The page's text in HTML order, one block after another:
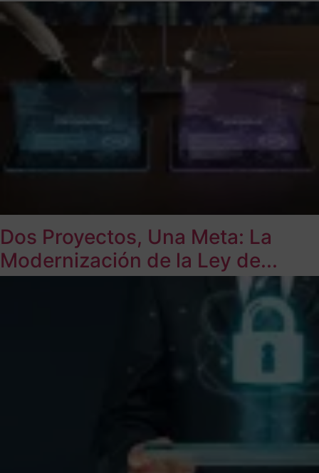
Dos Proyectos, Una Meta: La
Modernización de la Ley de...